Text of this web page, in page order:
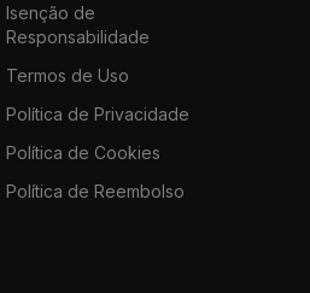
Isenção de
Responsabilidade
Termos de Uso
Política de Privacidade
Política de Cookies
Política de Reembolso